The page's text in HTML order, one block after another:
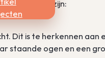
afwijkingen zijn:
Dit is te herkennen
staande ogen en een